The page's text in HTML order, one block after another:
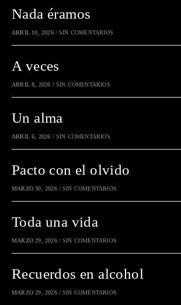
Nada éramos
ABRIL 10, 2026 / SIN COMENTARIOS
A veces
ABRIL 8, 2026 / SIN COMENTARIOS
Un alma
ABRIL 6, 2026 / SIN COMENTARIOS
Pacto con el olvido
MARZO 30, 2026 / SIN COMENTARIOS
Toda una vida
MARZO 29, 2026 / SIN COMENTARIOS
Recuerdos en alcohol
MARZO 29, 2026 / SIN COMENTARIOS